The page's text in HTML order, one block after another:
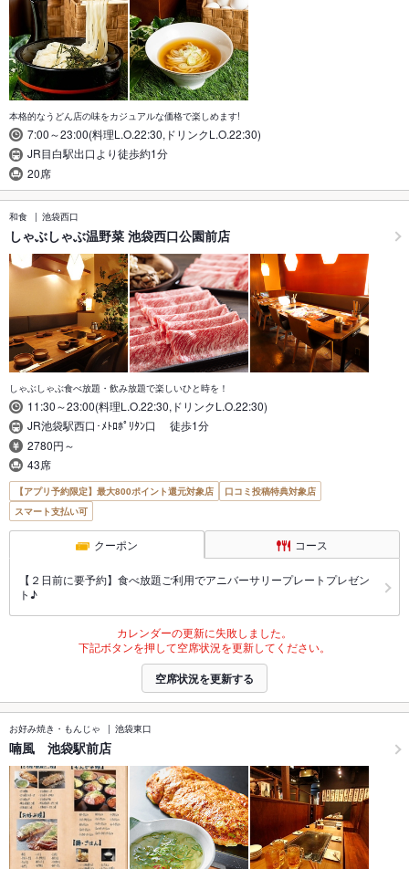
本格的なうどん店の味をカジュアルな価格で楽しめます!
7:00～23:00(料理L.O.22:30,ドリンクL.O.22:30)
JR目白駅出口より徒歩約1分
20席
和食 池袋西口
しゃぶしゃぶ温野菜 池袋西口公園前店
しゃぶしゃぶ食べ放題・飲み放題で楽しいひと時を！
11:30～23:00(料理L.O.22:30,ドリンクL.O.22:30)
JR池袋駅西口･ﾒﾄﾛﾎﾟﾘﾀﾝ口 徒歩1分
2780円～
43席
【アプリ予約限定】最大800ポイント還元対象店
口コミ投稿特典対象店
スマート支払い可
クーポン コース
【２日前に要予約】食べ放題ご利用でアニバーサリープレートプレゼン
ト♪
カレンダーの更新に失敗しました。
下記ボタンを押して空席状況を更新してください。
空席状況を更新する
お好み焼き・もんじゃ 池袋東口
喃風 池袋駅前店